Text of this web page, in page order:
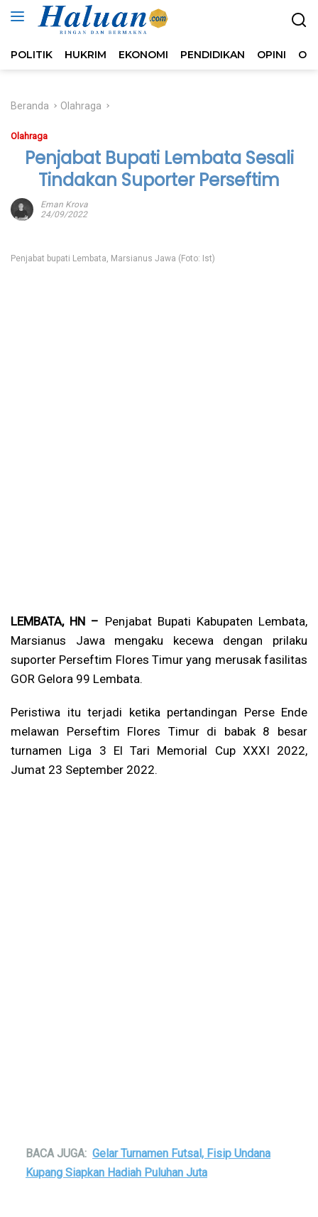
Langsung
POLITIK HUKRIM EKONOMI PENDIDIKAN OPINI
Beranda Olahraga
Olahraga
Penjabat Bupati Lembata Sesali
Tindakan Suporter Perseftim
Eman Krova
24/09/2022
Penjabat bupati Lembata, Marsianus Jawa (Foto: Ist)
LEMBATA, HN – Penjabat Bupati Kabupaten Lembata,
Marsianus Jawa mengaku kecewa dengan prilaku
suporter Perseftim Flores Timur yang merusak fasilitas
GOR Gelora 99 Lembata.
Peristiwa itu terjadi ketika pertandingan Perse Ende
melawan Perseftim Flores Timur di babak 8 besar
turnamen Liga 3 El Tari Memorial Cup XXXI 2022,
Jumat 23 September 2022.
BACA JUGA: Gelar Turnamen Futsal, Fisip Undana
Kupang Siapkan Hadiah Puluhan Juta